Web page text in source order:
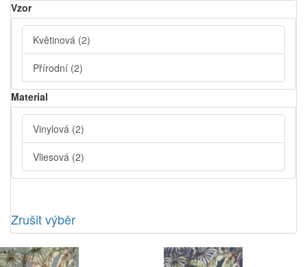
Vzor
Květinová (2)
Přírodní (2)
Material
Vinylová (2)
Vliesová (2)
Zrušit výběr